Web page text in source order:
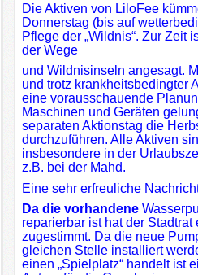
Die Aktiven von LiloFee
Donnerstag (bis auf
Pflege der „Wildnis“. Zur Zeit
der Wege
und Wildnisinseln angesagt.
und trotz krankheitsbedingter
eine vorausschauende
Maschinen und Geräten
separaten Aktionstag die
durchzuführen. Alle Aktiven
insbesondere in der
z.B. bei der Mahd.
Eine sehr erfreuliche
Da die vorhandene
reparierbar ist hat der
zugestimmt. Da die neue
gleichen Stelle installiert
einen „Spielplatz“ handelt ist